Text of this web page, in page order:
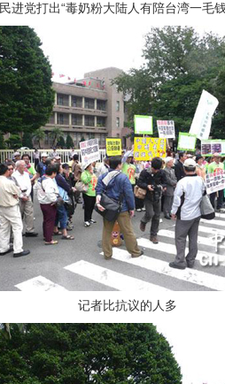
民进党打出“毒奶粉大陆人有陪台湾一毛
记者比抗议的人多